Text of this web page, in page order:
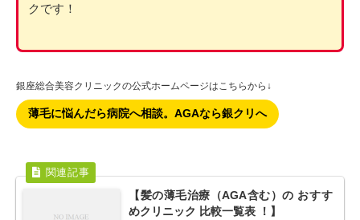
クです！
銀座総合美容クリニックの公式ホームページはこちらから↓
薄毛に悩んだら病院へ相談。AGAなら銀クリへ
【髪の薄毛治療（AGA含む）の おすす
めクリニック 比較一覧表 ！】